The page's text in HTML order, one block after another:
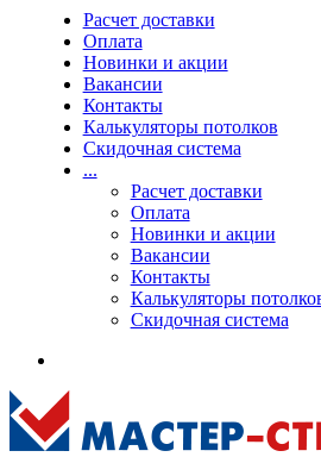
Расчет доставки
Оплата
Новинки и акции
Вакансии
Контакты
Калькуляторы потолков
Скидочная система
...
Расчет доставки
Оплата
Новинки и акции
Вакансии
Контакты
Калькуляторы
Скидочная система